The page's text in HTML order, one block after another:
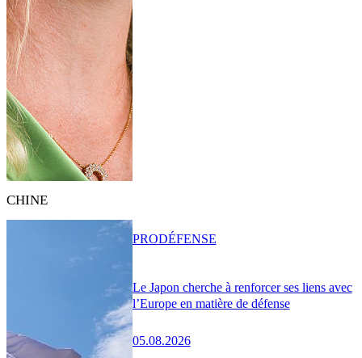
CHINE
Le Japon cherche à renforcer ses liens avec
l’Europe en matière de défense
05.08.2026
PRODÉFENSE